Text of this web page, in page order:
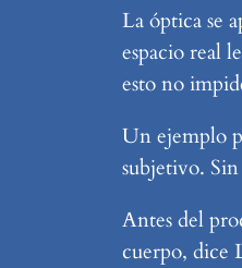
La óptica se
espacio real
esto no
Un ejemplo
subjetivo.
Antes del
cuerpo, dice